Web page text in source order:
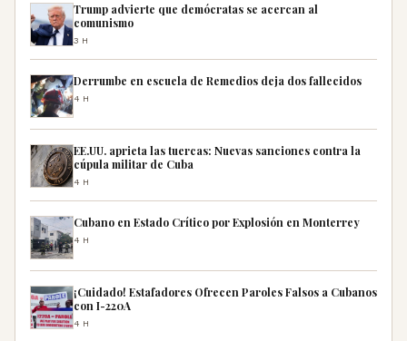
Trump advierte que demócratas se acercan al
comunismo
3H
Derrumbe en escuela de Remedios deja dos fallecidos
4H
EE.UU. aprieta las tuercas: Nuevas sanciones contra la
cúpula militar de Cuba
4H
Cubano en Estado Crítico por Explosión en Monterrey
4H
¡Cuidado! Estafadores Ofrecen Paroles Falsos a Cubanos
con I-220A
4H